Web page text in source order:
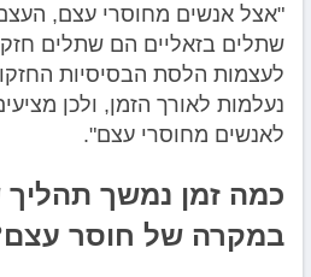
"אצל אנשים מחוסרי עצם,
שתלים בזאליים הם שתלים
לעצמות הלסת הבסיסיות
נעלמות לאורך הזמן, ולכן
לאנשים מחוסרי עצם".
כמה זמן נמשך
במקרה של חוסר